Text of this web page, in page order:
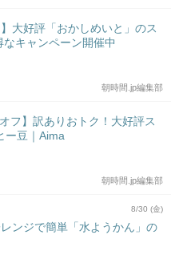
大好評「おかしめいと」のス
キャンペーン開催中
朝時間.jp編集部
フ】訳ありおトク！大好評ス
ー豆｜Aima
朝時間.jp編集部
8/30 (金)
ンジで簡単「水ようかん」の